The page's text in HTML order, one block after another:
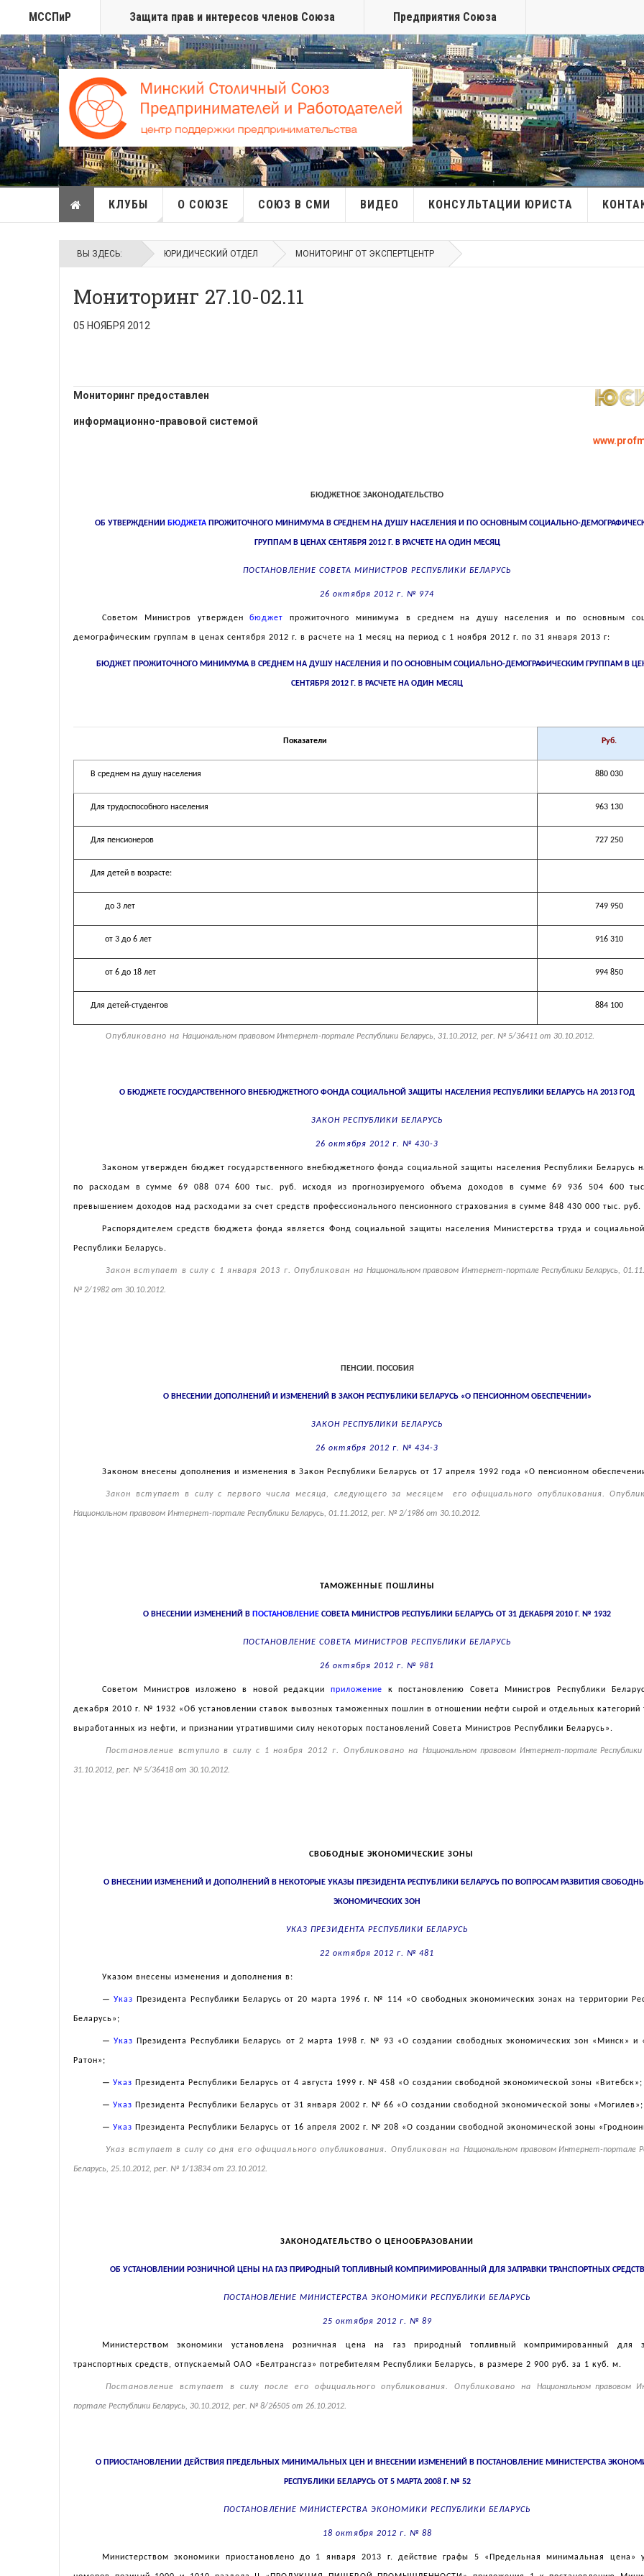
МССПиР Защита прав и интересов членов Союза Предприятия Союза
КЛУБЫ О СОЮЗЕ СОЮЗ В СМИ ВИДЕО КОНСУЛЬТАЦИИ ЮРИСТА
ВЫ ЗДЕСЬ: ЮРИДИЧЕСКИЙ ОТДЕЛ МОНИТОРИНГ ОТ ЭКСПЕРТЦЕНТР
Мониторинг 27.10-02.11
05 НОЯБРЯ 2012
Мониторинг предоставлен
информационно-правовой системой
БЮДЖЕТНОЕ ЗАКОНОДАТЕЛЬСТВО
ОБ УТВЕРЖДЕНИИ БЮДЖЕТАПРОЖИТОЧНОГО МИНИМУМА В СРЕДНЕМ НА ДУШУ НАСЕЛЕНИЯ И ПО ОСНОВНЫМ СОЦИАЛЬНО-
ГРУППАМ В ЦЕНАХ СЕНТЯБРЯ 2012 Г. В РАСЧЕТЕ НА ОДИН МЕСЯЦ
ПОСТАНОВЛЕНИЕ СОВЕТА МИНИСТРОВ РЕСПУБЛИКИ БЕЛАРУСЬ
26 октября 2012 г. № 974
Советом Министров утвержденбюджет прожиточного минимума в среднем на душу населения и по основным
демографическим группам в ценах сентября 2012 г. в расчете на 1 месяц на период с 1 ноября 2012 г. по 31 января 2013 г:
БЮДЖЕТ ПРОЖИТОЧНОГО МИНИМУМА В СРЕДНЕМ НА ДУШУ НАСЕЛЕНИЯ И ПО ОСНОВНЫМ СОЦИАЛЬНО-ДЕМОГРАФИЧЕСКИМ ГРУППАМ В
СЕНТЯБРЯ 2012 Г. В РАСЧЕТЕ НА ОДИН МЕСЯЦ
Показатели Руб.
В среднем на душу населения 880 030
Для трудоспособного населения 963 130
Для пенсионеров 727 250
Для детей в возрасте:
до 3 лет 749 950
от 3 до 6 лет 916 310
от 6 до 18 лет 994 850
Для детей-студентов 884 100
Опубликовано на Национальном правовом Интернет-портале Республики Беларусь, 31.10.2012, рег. № 5/36411 от 30.10.2012.
О БЮДЖЕТЕ ГОСУДАРСТВЕННОГО ВНЕБЮДЖЕТНОГО ФОНДА СОЦИАЛЬНОЙ ЗАЩИТЫ НАСЕЛЕНИЯ РЕСПУБЛИКИ БЕЛАРУСЬ НА 2013 ГОД
ЗАКОН РЕСПУБЛИКИ БЕЛАРУСЬ
26 октября 2012 г. № 430-З
Законом утвержден бюджет государственного внебюджетного фонда социальной защиты населения Республики Беларусь
по расходам в сумме 69 088 074 600 тыс. руб. исходя из прогнозируемого объема доходов в сумме 69 936 504 600
превышением доходов над расходами за счет средств профессионального пенсионного страхования в сумме 848 430 000 тыс. руб.
Распорядителем средств бюджета фонда является Фонд социальной защиты населения Министерства труда и
Республики Беларусь.
Закон вступает в силу с 1 января 2013 г. Опубликован на Национальном правовом Интернет-портале Республики Беларусь,
№ 2/1982 от 30.10.2012.
ПЕНСИИ. ПОСОБИЯ
О ВНЕСЕНИИ ДОПОЛНЕНИЙ И ИЗМЕНЕНИЙ В ЗАКОН РЕСПУБЛИКИ БЕЛАРУСЬ «О ПЕНСИОННОМ ОБЕСПЕЧЕНИИ»
ЗАКОН РЕСПУБЛИКИ БЕЛАРУСЬ
26 октября 2012 г. № 434-З
Законом внесены дополнения и изменения в Закон Республики Беларусь от 17 апреля 1992 года «О пенсионном
Закон вступает в силу с первого числа месяца, следующего за месяцем его официального опубликования.
Национальном правовом Интернет-портале Республики Беларусь, 01.11.2012, рег. № 2/1986 от 30.10.2012.
ТАМОЖЕННЫЕ ПОШЛИНЫ
О ВНЕСЕНИИ ИЗМЕНЕНИЙ В ПОСТАНОВЛЕНИЕ СОВЕТА МИНИСТРОВ РЕСПУБЛИКИ БЕЛАРУСЬ ОТ 31 ДЕКАБРЯ 2010 Г. № 1932
ПОСТАНОВЛЕНИЕ СОВЕТА МИНИСТРОВ РЕСПУБЛИКИ БЕЛАРУСЬ
26 октября 2012 г. № 981
Советом Министров изложено в новой редакции приложение к постановлению Совета Министров Республики
декабря 2010 г. № 1932 «Об установлении ставок вывозных таможенных пошлин в отношении нефти сырой и отдельных категорий
выработанных из нефти, и признании утратившими силу некоторых постановлений Совета Министров Республики Беларусь».
Постановление вступило в силу с 1 ноября 2012 г. Опубликовано наНациональном правовом Интернет-портале Республики
31.10.2012, рег. № 5/36418 от 30.10.2012.
СВОБОДНЫЕ ЭКОНОМИЧЕСКИЕ ЗОНЫ
О ВНЕСЕНИИ ИЗМЕНЕНИЙ И ДОПОЛНЕНИЙ В НЕКОТОРЫЕ УКАЗЫ ПРЕЗИДЕНТА РЕСПУБЛИКИ БЕЛАРУСЬ ПО ВОПРОСАМ РАЗВИТИЯ
ЭКОНОМИЧЕСКИХ ЗОН
УКАЗ ПРЕЗИДЕНТА РЕСПУБЛИКИ БЕЛАРУСЬ
22 октября 2012 г. № 481
Указом внесены изменения и дополнения в:
— Указ Президента Республики Беларусь от 20 марта 1996 г. № 114 «О свободных экономических зонах на территории
Беларусь»;
— Указ Президента Республики Беларусь от 2 марта 1998 г. № 93 «О создании свободных экономических зон «Минск» и
Ратон»;
— Указ Президента Республики Беларусь от 4 августа 1999 г. № 458 «О создании свободной экономической зоны «Витебск»;
— Указ Президента Республики Беларусь от 31 января 2002 г. № 66 «О создании свободной экономической зоны «Могилев»;
— Указ Президента Республики Беларусь от 16 апреля 2002 г. № 208 «О создании свободной экономической зоны
Указ вступает в силу со дня его официального опубликования. Опубликован наНациональном правовом Интернет-портале
Беларусь, 25.10.2012, рег. № 1/13834 от 23.10.2012.
ЗАКОНОДАТЕЛЬСТВО О ЦЕНООБРАЗОВАНИИ
ОБ УСТАНОВЛЕНИИ РОЗНИЧНОЙ ЦЕНЫ НА ГАЗ ПРИРОДНЫЙ ТОПЛИВНЫЙ КОМПРИМИРОВАННЫЙ ДЛЯ ЗАПРАВКИ ТРАНСПОРТНЫХ СРЕДСТВ
ПОСТАНОВЛЕНИЕ МИНИСТЕРСТВА ЭКОНОМИКИ РЕСПУБЛИКИ БЕЛАРУСЬ
25 октября 2012 г. № 89
Министерством экономики установлена розничная цена на газ природный топливный компримированный для
транспортных средств, отпускаемый ОАО «Белтрансгаз» потребителям Республики Беларусь, в размере 2 900 руб. за 1 куб. м.
Постановление вступает в силу после его официального опубликования. Опубликовано на Национальном правовом
портале Республики Беларусь, 30.10.2012, рег. № 8/26505 от 26.10.2012.
О ПРИОСТАНОВЛЕНИИ ДЕЙСТВИЯ ПРЕДЕЛЬНЫХ МИНИМАЛЬНЫХ ЦЕН И ВНЕСЕНИИ ИЗМЕНЕНИЙ В ПОСТАНОВЛЕНИЕ МИНИСТЕРСТВА
РЕСПУБЛИКИ БЕЛАРУСЬ ОТ 5 МАРТА 2008 Г. № 52
ПОСТАНОВЛЕНИЕ МИНИСТЕРСТВА ЭКОНОМИКИ РЕСПУБЛИКИ БЕЛАРУСЬ
18 октября 2012 г. № 88
Министерством экономики приостановлено до 1 января 2013 г. действие графы 5 «Предельная минимальная цена»